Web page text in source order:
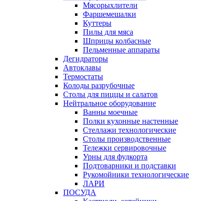
Мясорыхлители
Фаршемешалки
Куттеры
Пилы для мяса
Шприцы колбасные
Пельменные аппараты
Дегидраторы
Автоклавы
Термостаты
Колоды разрубочные
Столы для пиццы и салатов
Нейтральное оборудование
Ванны моечные
Полки кухонные настенные
Стеллажи технологические
Столы производственные
Тележки сервировочные
Урны для фудкорта
Подтоварники и подставки
Рукомойники технологические
ЛАРИ
ПОСУДА